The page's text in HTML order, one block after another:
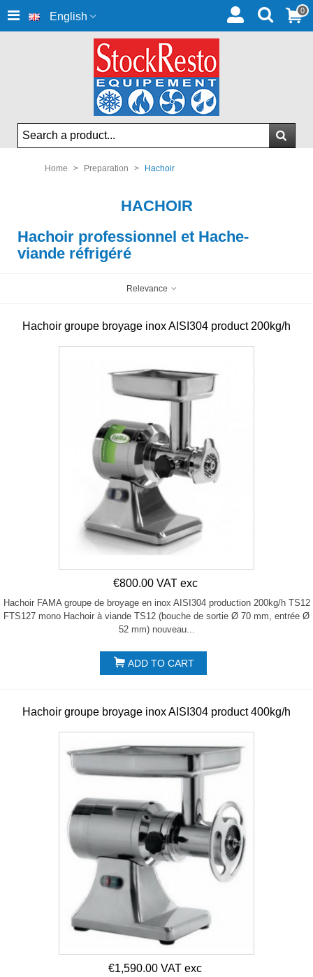
English 0
Home > Preparation > Hachoir
HACHOIR
Hachoir professionnel et Hache-
viande réfrigéré
Relevance
Hachoir groupe broyage inox AISI304 product 200kg/h
€800.00 VAT exc
Hachoir FAMA groupe de broyage en inox AISI304 production 200kg/h TS12
FTS127 mono Hachoir à viande TS12 (bouche de sortie Ø 70 mm, entrée Ø
52 mm) nouveau...
ADD TO CART
Hachoir groupe broyage inox AISI304 product 400kg/h
€1,590.00 VAT exc